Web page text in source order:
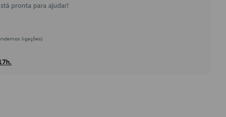
pronta para ajudar!
ligações)